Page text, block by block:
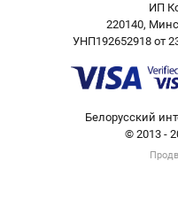
ИП
220140,
УНП192652918 от
Белорусский
© 2013 -